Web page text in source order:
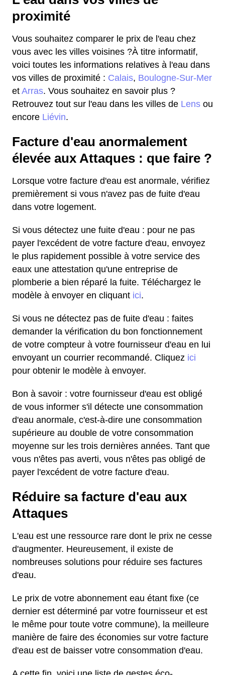
proximité
Vous souhaitez comparer le prix de l'eau chez
vous avec les villes voisines ?À titre informatif,
voici toutes les informations relatives à l'eau dans
vos villes de proximité : Calais, Boulogne-Sur-Mer
et Arras. Vous souhaitez en savoir plus ?
Retrouvez tout sur l'eau dans les villes de Lens ou
encore Liévin.
Facture d'eau anormalement
élevée aux Attaques : que faire ?
Lorsque votre facture d'eau est anormale, vérifiez
premièrement si vous n'avez pas de fuite d'eau
dans votre logement.
Si vous détectez une fuite d'eau : pour ne pas
payer l'excédent de votre facture d'eau, envoyez
le plus rapidement possible à votre service des
eaux une attestation qu'une entreprise de
plomberie a bien réparé la fuite. Téléchargez le
modèle à envoyer en cliquant ici.
Si vous ne détectez pas de fuite d'eau : faites
demander la vérification du bon fonctionnement
de votre compteur à votre fournisseur d'eau en lui
envoyant un courrier recommandé. Cliquez ici
pour obtenir le modèle à envoyer.
Bon à savoir : votre fournisseur d'eau est obligé
de vous informer s'il détecte une consommation
d'eau anormale, c'est-à-dire une consommation
supérieure au double de votre consommation
moyenne sur les trois dernières années. Tant que
vous n'êtes pas averti, vous n'êtes pas obligé de
payer l'excédent de votre facture d'eau.
Réduire sa facture d'eau aux
Attaques
L'eau est une ressource rare dont le prix ne cesse
d'augmenter. Heureusement, il existe de
nombreuses solutions pour réduire ses factures
d'eau.
Le prix de votre abonnement eau étant fixe (ce
dernier est déterminé par votre fournisseur et est
le même pour toute votre commune), la meilleure
manière de faire des économies sur votre facture
d'eau est de baisser votre consommation d'eau.